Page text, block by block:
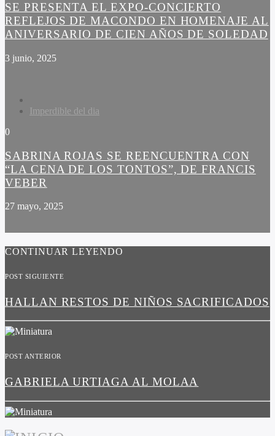
SE PRESENTA EL EXPO-CONCIERTO
REFLEJOS DE MACONDO EN HOMENAJE AL
ANIVERSARIO DE CIEN AÑOS DE SOLEDAD
3 junio, 2025
Imperdible del dia
0
SABRINA ROJAS SE REENCUENTRA CON
“LA CENA DE LOS TONTOS”, DE FRANCIS
VEBER
27 mayo, 2025
CONTINUAR LEYENDO
POST SIGUIENTE
HALLAN RESTOS DE NIÑOS SACRIFICADOS
POST ANTERIOR
GABRIELA URTIAGA AL MOLAA